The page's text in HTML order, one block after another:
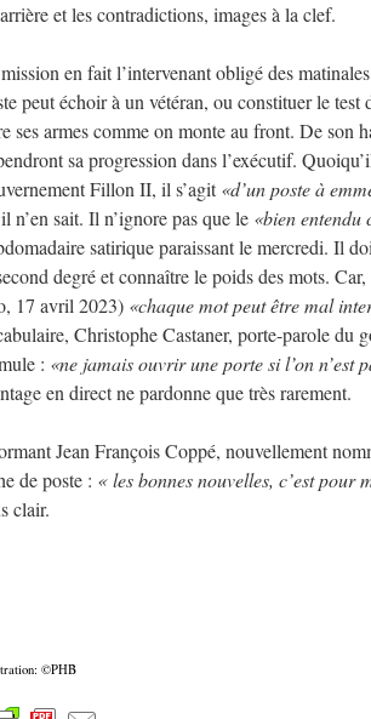
et les contradictions, images à la clef.
en fait l’intervenant obligé des
peut échoir à un vétéran, ou constituer le test
ses armes comme on monte au front. De son
sa progression dans l’exécutif.
Fillon II, il s’agit«d’un poste à
n’en sait. Il n’ignore pas que le «bien entendu
satirique paraissant le mercredi. Il
degré et connaître le poids des mots.
17 avril 2023) «chaque mot peut être mal
Christophe Castaner, porte-parole du
: «ne jamais ouvrir une porte si l’on n’est
en direct ne pardonne que très rarement.
Jean François Coppé, nouvellement
de poste : « les bonnes nouvelles, c’est pour
clair.
©PHB